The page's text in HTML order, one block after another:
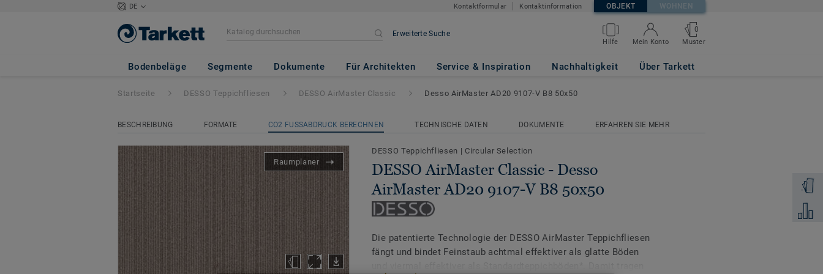
DE Kontaktformular Kontaktinformation OBJEKT WOHNEN
Erweiterte Suche
Hilfe Mein Konto
0
Muster
Bodenbeläge Segmente Dokumente Für Architekten Service & Inspiration Nachhaltigkeit Über Tarkett
DESSO AirMaster Classic
- Desso AirMaster AD20 9107-V B8
50x50
Zum
Startseite DESSO Teppichfliesen DESSO AirMaster Classic Desso AirMaster AD20 9107-V B8 50x50
BESCHREIBUNG FORMATE CO2 FUSSABDRUCK BERECHNEN TECHNISCHE DATEN DOKUMENTE ERFAHREN SIE MEHR
Raumplaner
DESSO Teppichfliesen | Circular Selection
DESSO AirMaster Classic - Desso
AirMaster AD20 9107-V B8 50x50
Die patentierte Technologie der DESSO AirMaster Teppichfliesen
fängt und bindet Feinstaub achtmal effektiver als glatte Böden